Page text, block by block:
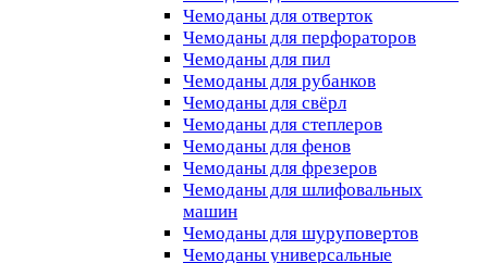
Чемоданы для отверток
Чемоданы для перфораторов
Чемоданы для пил
Чемоданы для рубанков
Чемоданы для свёрл
Чемоданы для степлеров
Чемоданы для фенов
Чемоданы для фрезеров
Чемоданы для шлифовальных
машин
Чемоданы для шуруповертов
Чемоданы универсальные